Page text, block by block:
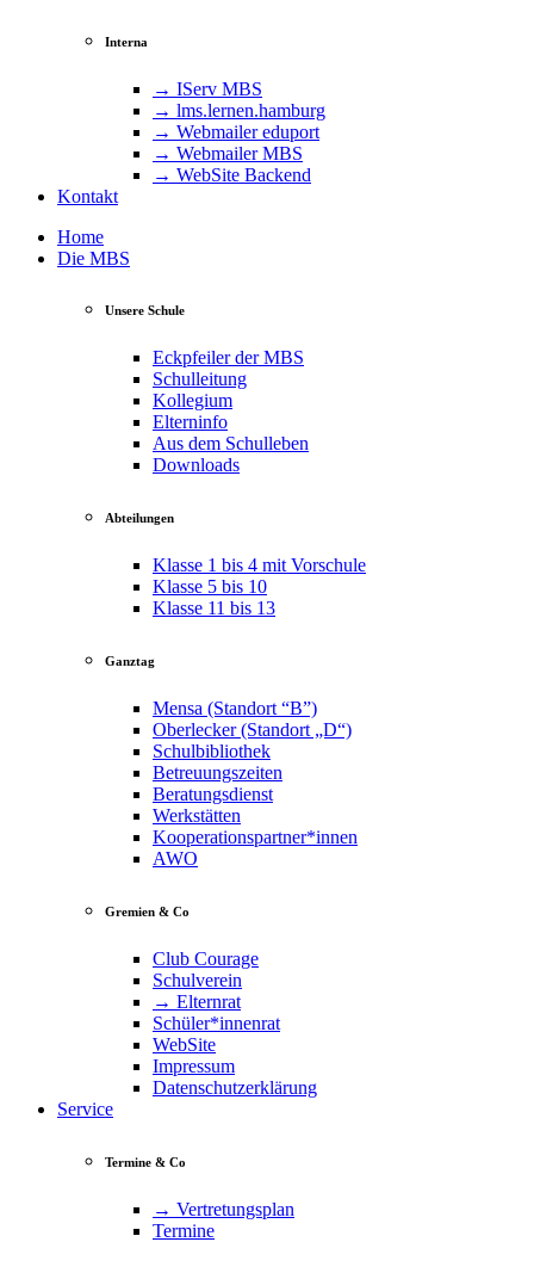
Interna
→ IServ MBS
→ lms​.ler​nen​.ham​burg
→ Webmailer eduport
→ Webmailer MBS
→ WebSite Backend
Kontakt
Home
Die MBS
Unsere Schule
Eckpfeiler der MBS
Schulleitung
Kollegium
Elterninfo
Aus dem Schulleben
Downloads
Abteilungen
Klasse 1 bis 4 mit Vorschule
Klasse 5 bis 10
Klasse 11 bis 13
Ganztag
Mensa (Standort “B”)
Oberlecker (Standort „D“)
Schulbibliothek
Betreuungszeiten
Beratungsdienst
Werkstätten
Kooperationspartner*innen
AWO
Gremien & Co
Club Courage
Schulverein
→ Elternrat
Schüler*innenrat
WebSite
Impressum
Datenschutzerklärung
Service
Termine & Co
→ Vertretungsplan
Termine